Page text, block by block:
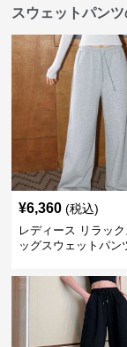
スウェットパン
¥6,360 (税込)
レディース リラッ
ッグスウェットパン